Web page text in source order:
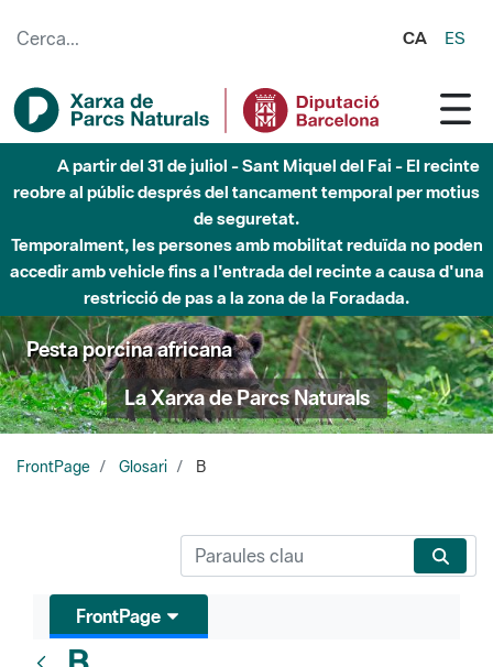
CA ES
A partir del 31 de juliol - Sant Miquel del Fai - El recinte
reobre al públic després del tancament temporal per motius
de seguretat.
Temporalment, les persones amb mobilitat reduïda no poden
accedir amb vehicle fins a l'entrada del recinte a causa d'una
restricció de pas a la zona de la Foradada.
Pesta porcina africana
La Xarxa de Parcs Naturals
FrontPage Glosari B
FrontPage